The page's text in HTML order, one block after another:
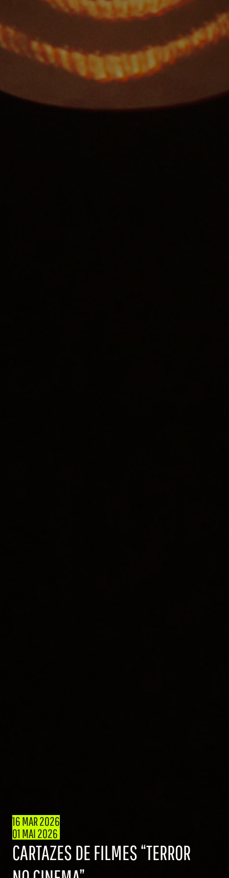
16 MAR 2026
01 MAI 2026
CARTAZES DE FILMES “TERROR